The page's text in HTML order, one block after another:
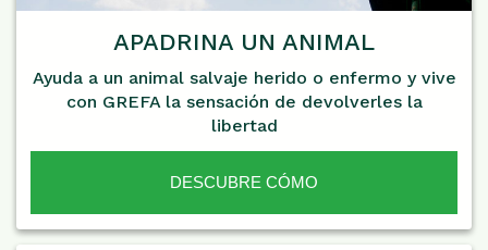
APADRINA UN ANIMAL
Ayuda a un animal salvaje herido o enfermo y vive
con GREFA la sensación de devolverles la
libertad
DESCUBRE CÓMO